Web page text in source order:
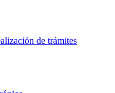
de trámites